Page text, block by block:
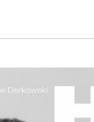
Podczas
się w Czechach z
Tučkovej, została
Czytelników –
tytuł Czeski